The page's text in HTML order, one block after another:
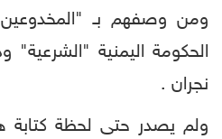
ومن وصفهم بـ
الحكومة اليمنية
نجران .
ولم يصدر حتى لحظة كتابة